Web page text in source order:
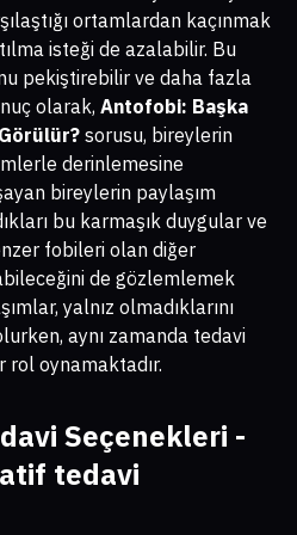
ortamlardan kaçınmak
isteği de azalabilir. Bu
pekiştirebilir ve daha fazla
olarak, Antofobi: Başka
sorusu, bireylerin
derinlemesine
bireylerin paylaşım
bu karmaşık duygular ve
fobileri olan diğer
de gözlemlemek
yalnız olmadıklarını
aynı zamanda tedavi
oynamaktadır.
Seçenekleri -
tedavi